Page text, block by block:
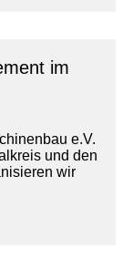
im
e.V.
und den
wir